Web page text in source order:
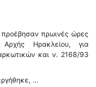
πρωινές ώρες
Ηρακλείου, για
και ν. 2168/93
…